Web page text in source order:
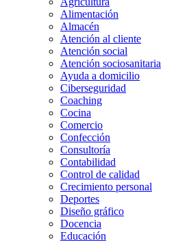
Alimentación
Almacén
Atención al cliente
Atención social
Atención sociosanitaria
Ayuda a domicilio
Ciberseguridad
Coaching
Cocina
Comercio
Confección
Consultoría
Contabilidad
Control de calidad
Crecimiento personal
Deportes
Diseño gráfico
Docencia
Educación